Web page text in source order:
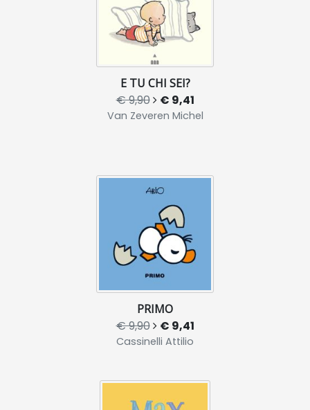
E TU CHI SEI?
€ 9,90 € 9,41
Van Zeveren Michel
PRIMO
€ 9,90 € 9,41
Cassinelli Attilio